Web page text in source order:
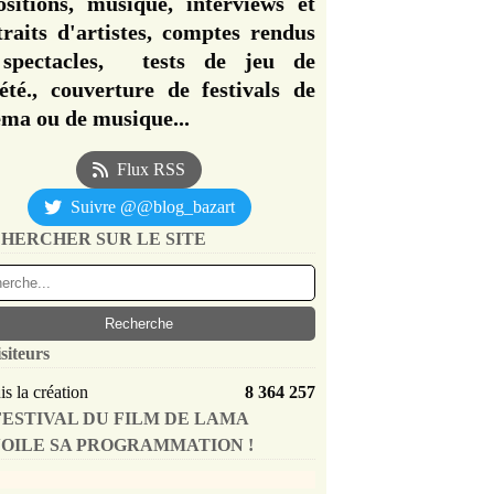
d'artistes, comptes rendus
tests de jeu de
couverture de festivals de
ou de musique...
Flux RSS
Suivre @@blog_bazart
SUR LE SITE
la création
8 364 257
DU FILM DE LAMA
SA PROGRAMMATION !